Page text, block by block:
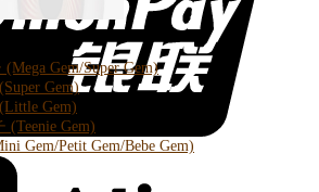
Gem/Super Gem)
Gem)
Gem)
(Teenie Gem)
Gem/Petit Gem/Bebe Gem)